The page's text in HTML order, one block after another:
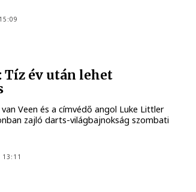
Tíz év után lehet
van Veen és a címvédő angol Luke Littler
zajló darts-világbajnokság szombati
13:11